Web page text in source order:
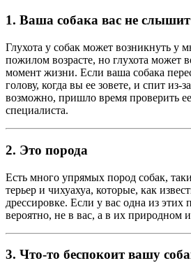
1. Ваша собака вас не слышит
Глухота у собак может возникнуть у
пожилом возрасте, но глухота может
момент жизни. Если ваша собака
голову, когда вы ее зовете, и спит из-
возможно, пришло время проверить
специалиста.
2. Это порода
Есть много упрямых пород собак,
терьер и чихуахуа, которые, как
дрессировке. Если у вас одна из этих
вероятно, не в вас, а в их природном
3. Что-то беспокоит вашу